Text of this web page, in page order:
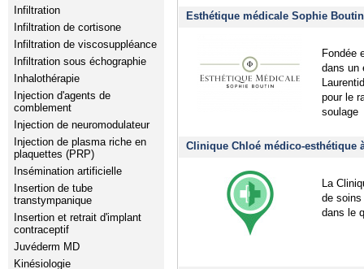
Infiltration
Infiltration de cortisone
Infiltration de viscosuppléance
Infiltration sous échographie
Inhalothérapie
Injection d'agents de
comblement
Injection de neuromodulateur
Injection de plasma riche en
plaquettes (PRP)
Insémination artificielle
Insertion de tube
transtympanique
Insertion et retrait d'implant
contraceptif
Juvéderm MD
Kinésiologie
Esthétique médicale Sophie
Fondée
dans un
pour le
soulage
Clinique Chloé médico-esthétique
La
de soins
dans le